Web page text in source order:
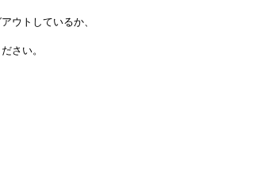
ウトしているか、
さい。